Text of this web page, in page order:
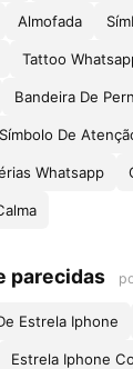
Almofada
Tattoo
Bandeira De
Símbolo De
Whatsapp
parecidas
Estrela Iphone
Estrela Iphone